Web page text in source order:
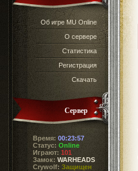
Об игре MU Online
О сервере
Статистика
Регистрация
Скачать
Сервер
Время: 00:23:57
Статус: Online
Играют: 101
Замок: WARHEADS
Crywolf: Защищен